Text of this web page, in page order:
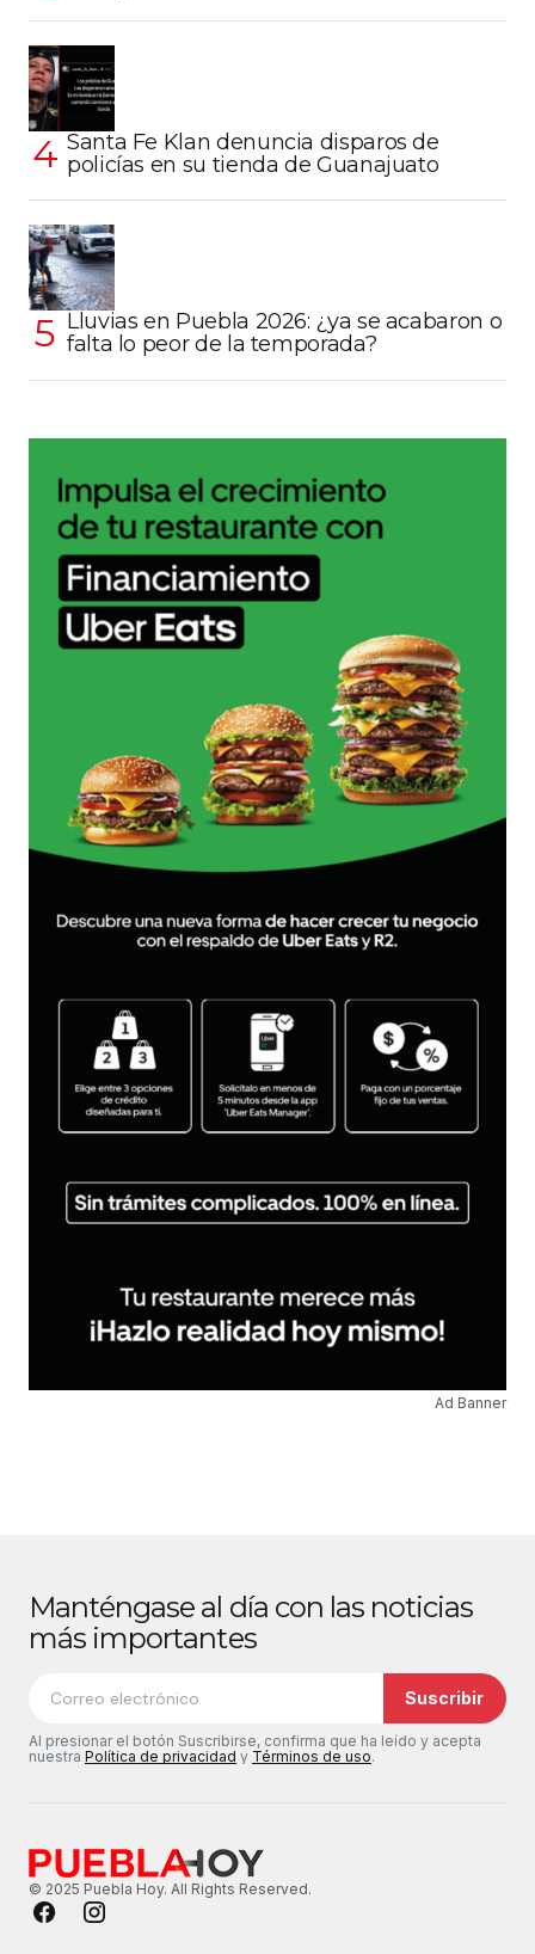
Santa Fe Klan denuncia disparos de
policías en su tienda de Guanajuato
Lluvias en Puebla 2026: ¿ya se acabaron o
falta lo peor de la temporada?
Ad Banner
Manténgase al día con las noticias
más importantes
Suscribir
Al presionar el botón Suscribirse, confirma que ha leído y acepta
nuestra Política de privacidad y Términos de uso.
© 2025 Puebla Hoy. All Rights Reserved.